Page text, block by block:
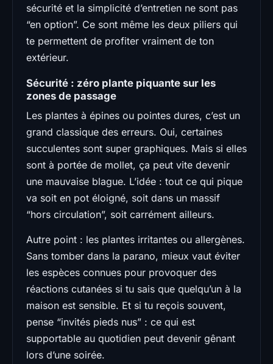
sécurité et la simplicité d’entretien ne sont pas
“en option”. Ce sont même les deux piliers qui
te permettent de profiter vraiment de ton
extérieur.
Sécurité : zéro plante piquante sur les
zones de passage
Les plantes à épines ou pointes dures, c’est un
grand classique des erreurs. Oui, certaines
succulentes sont super graphiques. Mais si elles
sont à portée de mollet, ça peut vite devenir
une mauvaise blague. L’idée : tout ce qui pique
va soit en pot éloigné, soit dans un massif
“hors circulation”, soit carrément ailleurs.
Autre point : les plantes irritantes ou allergènes.
Sans tomber dans la parano, mieux vaut éviter
les espèces connues pour provoquer des
réactions cutanées si tu sais que quelqu’un à la
maison est sensible. Et si tu reçois souvent,
pense “invités pieds nus” : ce qui est
supportable au quotidien peut devenir gênant
lors d’une soirée.